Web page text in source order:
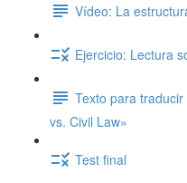
Vídeo: La
Ejercicio: Lectura
Texto para
vs. Civil Law»
Test final